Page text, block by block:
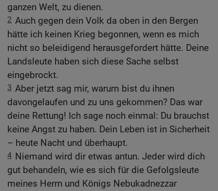
ganzen Welt, zu dienen.
2 Auch gegen dein Volk da oben in den Bergen
hätte ich keinen Krieg begonnen, wenn es mich
nicht so beleidigend herausgefordert hätte. Deine
Landsleute haben sich diese Sache selbst
eingebrockt.
3 Aber jetzt sag mir, warum bist du ihnen
davongelaufen und zu uns gekommen? Das war
deine Rettung! Ich sage noch einmal: Du brauchst
keine Angst zu haben. Dein Leben ist in Sicherheit
– heute Nacht und überhaupt.
4 Niemand wird dir etwas antun. Jeder wird dich
gut behandeln, wie es sich für die Gefolgsleute
meines Herrn und Königs Nebukadnezzar